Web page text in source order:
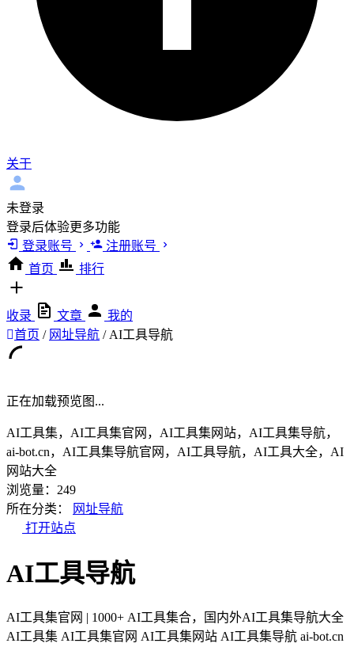
关于
未登录
登录后体验更多功能
登录账号
注册账号
首页
排行
收录 文章
我的
首页 / 网址导航 / AI工具导航
正在加载预览图...
AI工具集，AI工具集官网，AI工具集网站，AI工具集导航，
ai-bot.cn，AI工具集导航官网，AI工具导航，AI工具大全，AI
网站大全
浏览量：249
所在分类：
网址导航
打开站点
AI工具导航
AI工具集官网 | 1000+ AI工具集合，国内外AI工具集导航大全
AI工具集 AI工具集官网 AI工具集网站 AI工具集导航 ai-bot.cn